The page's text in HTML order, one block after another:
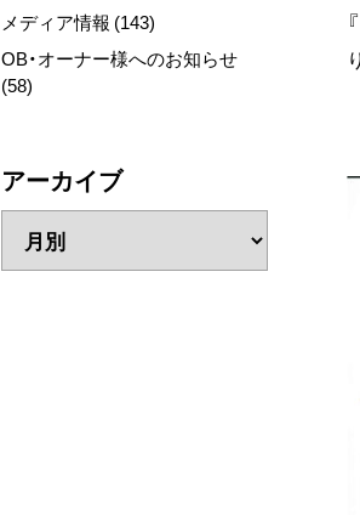
メディア情報 (143)
OB・オーナー様へのお知らせ
(58)
アーカイブ